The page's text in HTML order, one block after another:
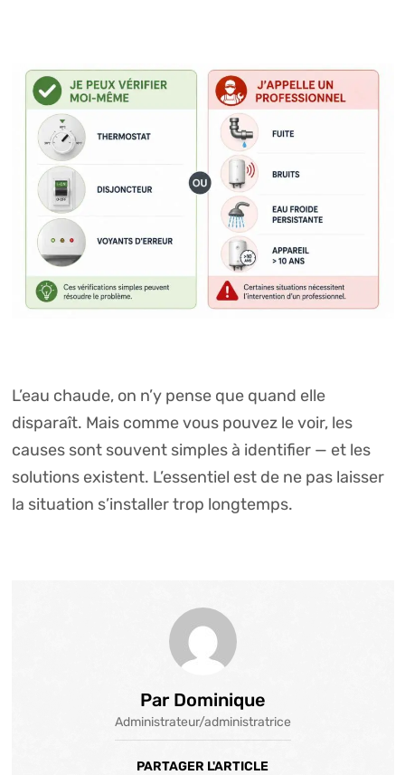
L’eau chaude, on n’y pense que quand elle
disparaît. Mais comme vous pouvez le voir, les
causes sont souvent simples à identifier — et les
solutions existent. L’essentiel est de ne pas laisser
la situation s’installer trop longtemps.
Par Dominique
Administrateur/administratrice
PARTAGER L'ARTICLE